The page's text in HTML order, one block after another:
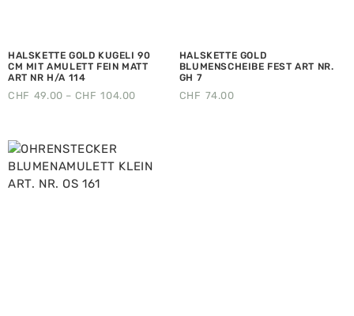
HALSKETTE GOLD KUGELI 90
CM MIT AMULETT FEIN MATT
ART NR H/A 114
CHF 49.00 – CHF 104.00
HALSKETTE GOLD
BLUMENSCHEIBE FEST ART NR.
GH 7
CHF 74.00